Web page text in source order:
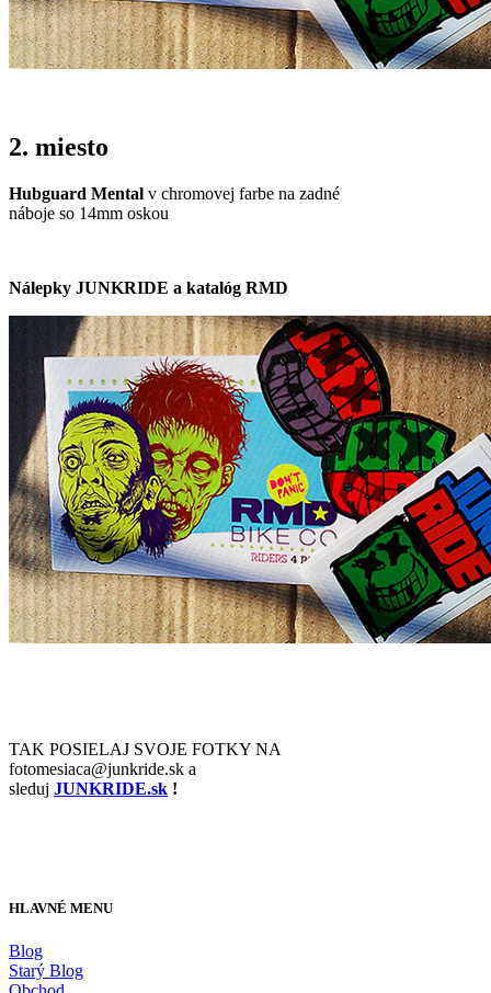
2. miesto
Hubguard Mental v chromovej farbe na zadné
náboje so 14mm oskou
Nálepky JUNKRIDE a katalóg RMD
TAK POSIELAJ SVOJE FOTKY NA
fotomesiaca@junkride.sk a
sleduj JUNKRIDE.sk !
HLAVNÉ MENU
Blog
Starý Blog